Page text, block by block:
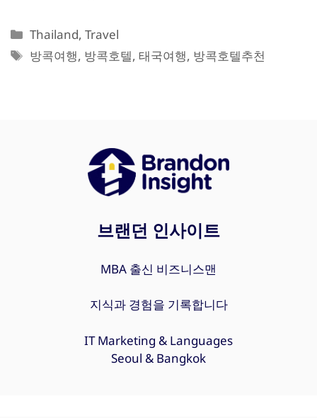
카
테
고
Thailand,Travel
태
방콕여행, 방콕호텔,태국여행, 방콕호텔추천
브랜던 인사이트
MBA 출신 비즈니스맨
지식과 경험을 기록합니다
IT Marketing & Languages
Seoul & Bangkok